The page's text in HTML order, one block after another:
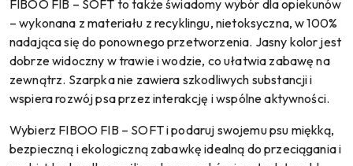
FIBOO FIB – SOFT to także świadomy wybór dla opiekunów
– wykonana z materiału z recyklingu, nietoksyczna, w 100%
nadająca się do ponownego przetworzenia. Jasny kolor jest
dobrze widoczny w trawie i wodzie, co ułatwia zabawę na
zewnątrz. Szarpka nie zawiera szkodliwych substancji i
wspiera rozwój psa przez interakcję i wspólne aktywności.
Wybierz FIBOO FIB – SOFT i podaruj swojemu psu miękką,
bezpieczną i ekologiczną zabawkę idealną do przeciągania i